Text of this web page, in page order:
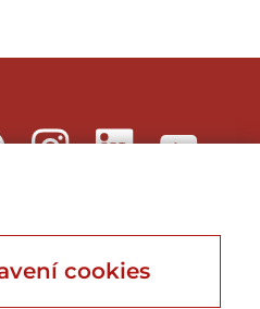
Marketing, Branding
cookies